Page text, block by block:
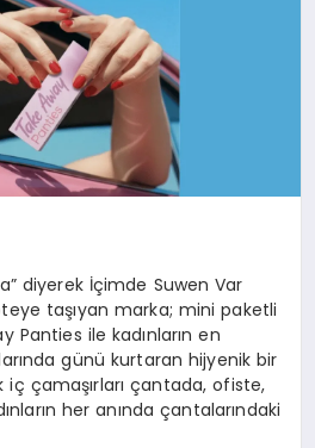
diyerek İçimde Suwen Var
taşıyan marka; mini paketli
Panties ile kadınların en
günü kurtaran hijyenik bir
iç çamaşırları çantada, ofiste,
her anında çantalarındaki